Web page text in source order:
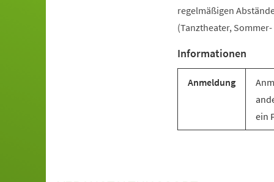
regelmäßigen
(Tanztheater,
Informationen
Anmeldung
ein